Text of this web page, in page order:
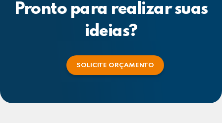
Pronto para realizar suas
ideias?
SOLICITE ORÇAMENTO